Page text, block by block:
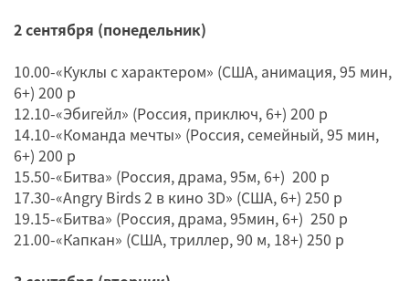
2 сентября (понедельник)
10.00-«Куклы с характером» (США, анимация, 95 мин,
6+) 200 р
12.10-«Эбигейл» (Россия, приключ, 6+) 200 р
14.10-«Команда мечты» (Россия, семейный, 95 мин,
6+) 200 р
15.50-«Битва» (Россия, драма, 95м, 6+) 200 р
17.30-«Angry Birds 2 в кино 3D» (США, 6+) 250 р
19.15-«Битва» (Россия, драма, 95мин, 6+) 250 р
21.00-«Капкан» (США, триллер, 90 м, 18+) 250 р